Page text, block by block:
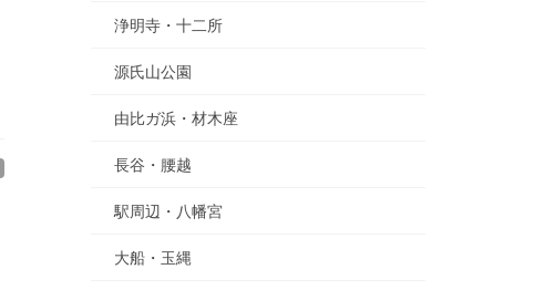
浄明寺・十二所
源氏山公園
由比ガ浜・材木座
長谷・腰越
駅周辺・八幡宮
大船・玉縄